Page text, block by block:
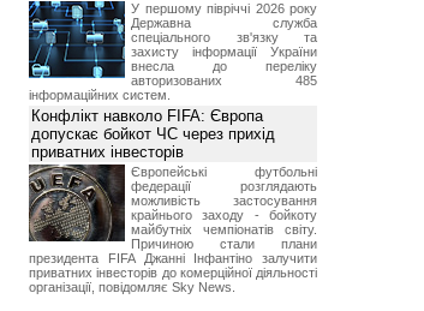
У першому півріччі 2026 року
Державна служба
спеціального зв'язку та
захисту інформації України
внесла до переліку
авторизованих 485
інформаційних систем.
Конфлікт навколо FIFA: Європа
допускає бойкот ЧС через прихід
приватних інвесторів
Європейські футбольні
федерації розглядають
можливість застосування
крайнього заходу - бойкоту
майбутніх чемпіонатів світу.
Причиною стали плани
президента FIFA Джанні Інфантіно залучити
приватних інвесторів до комерційної діяльності
організації, повідомляє Sky News.